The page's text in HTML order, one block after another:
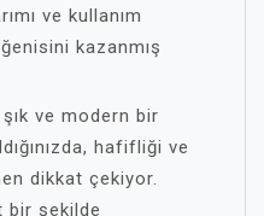
ve kullanım
kazanmış
ve modern bir
hafifliği ve
dikkat çekiyor.
bir şekilde